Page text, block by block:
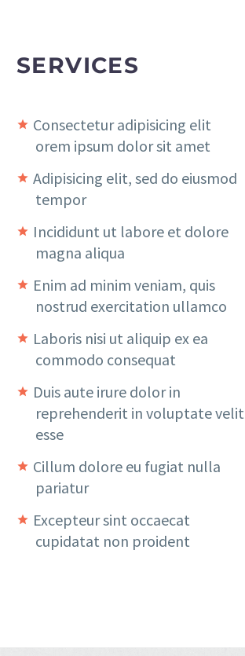
SERVICES
Consectetur adipisicing elit
orem ipsum dolor sit amet
Adipisicing elit, sed do eiusmod
tempor
Incididunt ut labore et dolore
magna aliqua
Enim ad minim veniam, quis
nostrud exercitation ullamco
Laboris nisi ut aliquip ex ea
commodo consequat
Duis aute irure dolor in
reprehenderit in voluptate velit
esse
Cillum dolore eu fugiat nulla
pariatur
Excepteur sint occaecat
cupidatat non proident